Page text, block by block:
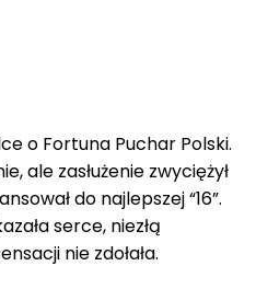
o Fortuna Puchar Polski.
ale zasłużenie zwyciężył
do najlepszej “16”.
serce, niezłą
nie zdołała.